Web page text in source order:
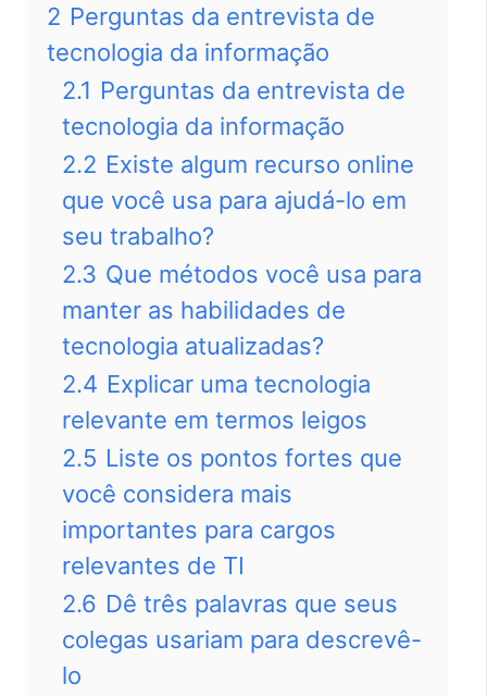
2 Perguntas da entrevista de
tecnologia da informação
2.1 Perguntas da entrevista de
tecnologia da informação
2.2 Existe algum recurso online
que você usa para ajudá-lo em
seu trabalho?
2.3 Que métodos você usa para
manter as habilidades de
tecnologia atualizadas?
2.4 Explicar uma tecnologia
relevante em termos leigos
2.5 Liste os pontos fortes que
você considera mais
importantes para cargos
relevantes de TI
2.6 Dê três palavras que seus
colegas usariam para descrevê-
lo